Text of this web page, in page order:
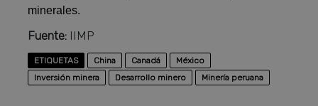
minerales.
Fuente: IIMP
ETIQUETAS China Canadá
México
Inversión minera
Desarrollo minero Minería peruana